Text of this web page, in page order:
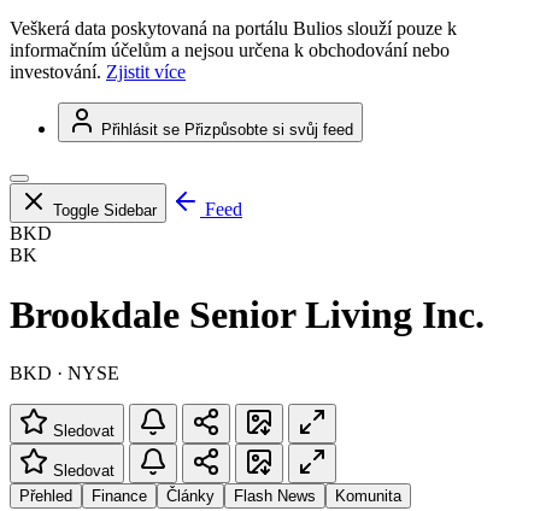
Veškerá data poskytovaná na portálu Bulios slouží pouze k
informačním účelům a nejsou určena k obchodování nebo
investování. Zjistit více
Přihlásit se Přizpůsobte si svůj feed
Toggle Sidebar
Feed
BKD
BK
Brookdale Senior Living Inc.
BKD · NYSE
Sledovat
Sledovat
Přehled
Finance Články Flash News Komunita